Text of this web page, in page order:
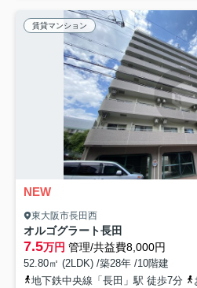
賃貸マンション
NEW
東大阪市長田西
オルゴグラート長田
7.5万円 管理/共益費8,000円
52.80㎡ (2LDK) /築28年 /10階建
地下鉄中央線「長田」駅 徒歩7分